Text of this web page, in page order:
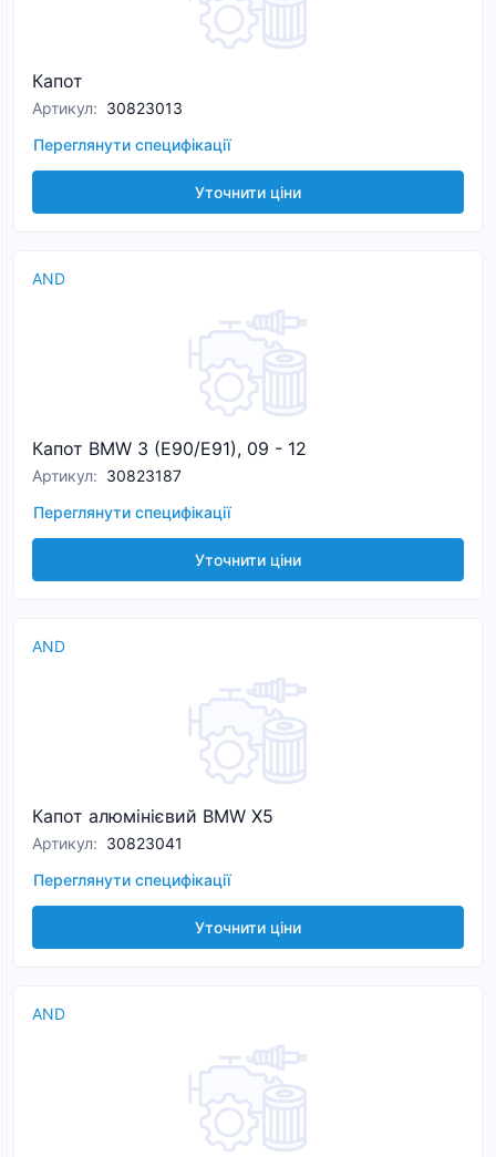
Капот
Артикул: 30823013
Переглянути специфікації
Уточнити ціни
AND
Капот BMW 3 (E90/E91), 09 - 12
Артикул: 30823187
Переглянути специфікації
Уточнити ціни
AND
Капот алюмінієвий BMW X5
Артикул: 30823041
Переглянути специфікації
Уточнити ціни
AND